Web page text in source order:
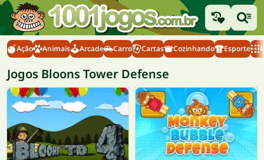
Ação Animais Arcade Carro Cartas Cozinhando Esporte
Jogos Bloons Tower Defense